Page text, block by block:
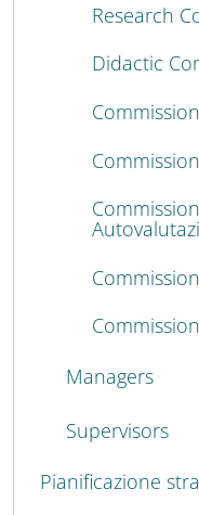
Research
Didactic
Managers
Supervisors
Pianificazione